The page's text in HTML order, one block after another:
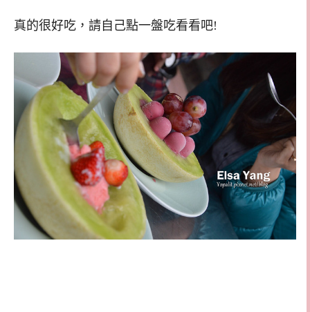
真的很好吃，請自己點一盤吃看看吧!